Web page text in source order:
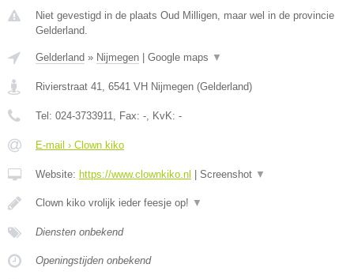
Niet gevestigd in de plaats Oud Milligen, maar wel in de provincie
Gelderland.
Gelderland » Nijmegen Google maps ▼
Rivierstraat 41 6541 VH Nijmegen (Gelderland)
Tel: 024-3733911 , Fax: - , KvK: -
E-mail › Clown kiko
Website: https://www.clownkiko.nl Screenshot ▼
Clown kiko vrolijk ieder feesje op! ▼
Diensten onbekend
Openingstijden onbekend